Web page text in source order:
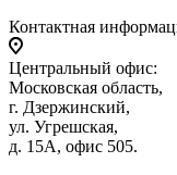
Контактная
Центральный офис:
Московская область,
г. Дзержинский,
ул. Угрешская,
д. 15А, офис 505.